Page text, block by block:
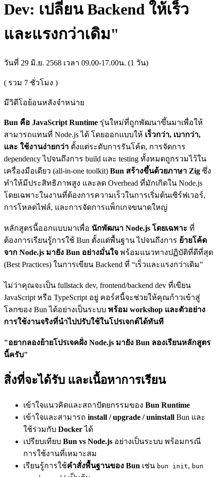
Dev: เปลี่ยน Backend ให้เร็ว
และแรงกว่าเดิม"
วันที่ 29 มิ.ย. 2568 เวลา 09.00-17.00น. (1 วัน)
( รวม 7 ชั่วโมง )
มีวิดีโอย้อนหลังจำหน่าย
Bun คือ JavaScript Runtime รุ่นใหม่ที่ถูกพัฒนาขึ้นมาเพื่อให้
สามารถแทนที่ Node.js ได้ โดยออกแบบให้ เร็วกว่า, เบากว่า,
และ ใช้งานง่ายกว่า ตั้งแต่ระดับการรันโค้ด, การจัดการ
dependency ไปจนถึงการ build และ testing ทั้งหมดถูกรวมไว้ใน
เครื่องมือเดียว (all-in-one toolkit) Bun สร้างขึ้นด้วยภาษา Zig ซึ่ง
ทำให้มีประสิทธิภาพสูง และลด Overhead ที่มักเกิดใน Node.js
โดยเฉพาะในงานที่ต้องการความเร็วในการเริ่มต้นเซิร์ฟเวอร์,
การโหลดไฟล์, และการจัดการแพ็กเกจขนาดใหญ่
หลักสูตรนี้ออกแบบมาเพื่อ นักพัฒนา Node.js โดยเฉพาะ ที่
ต้องการเรียนรู้การใช้ Bun ตั้งแต่พื้นฐาน ไปจนถึงการ ย้ายโค้ด
จาก Node.js มายัง Bun อย่างมั่นใจ พร้อมแนวทางปฏิบัติที่ดีที่สุด
(Best Practices) ในการเขียน Backend ที่ “เร็วและแรงกว่าเดิม”
ไม่ว่าคุณจะเป็น fullstack dev, frontend/backend dev ที่เขียน
JavaScript หรือ TypeScript อยู่ คอร์สนี้จะช่วยให้คุณก้าวเข้าสู่
โลกของ Bun ได้อย่างเป็นระบบ พร้อม workshop และตัวอย่าง
การใช้งานจริงที่นำไปปรับใช้ในโปรเจกต์ได้ทันที
"อยากลองย้ายโปรเจคฝั่ง Node.js มายัง Bun ลองเรียนหลักสูตร
นี้ครับ"
สิ่งที่จะได้รับ และเนื้อหาการเรียน
เข้าใจแนวคิดและสถาปัตยกรรมของ Bun Runtime
เข้าใจและสามารถ install / upgrade / uninstall Bun และ
ใช้ร่วมกับ Dockerได้
เปรียบเทียบ Bun vs Node.js อย่างเป็นระบบ พร้อมกรณี
การใช้งานที่เหมาะสม
เรียนรู้การใช้คำสั่งพื้นฐานของ Bun เช่น bun init, bun